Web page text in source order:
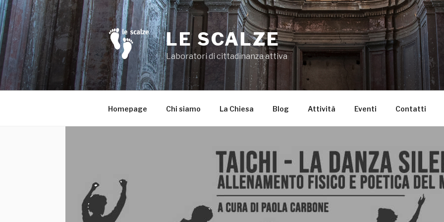
Salta
al
contenuto
LE SCALZE
Laboratori di cittadinanza attiva
Homepage Chi siamo La Chiesa Blog Attività Eventi Contatti